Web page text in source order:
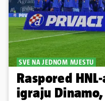
SVE NA JEDNOM MJESTU
Raspored
igraju